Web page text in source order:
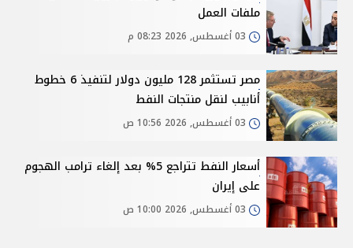
ملفات العمل
مصر تستثمر 128 مليون دولار لتنفيذ 6 خطوط
أنابيب لنقل منتجات النفط
أسعار النفط تتراجع 5% بعد إلغاء ترامب الهجوم
على إيران